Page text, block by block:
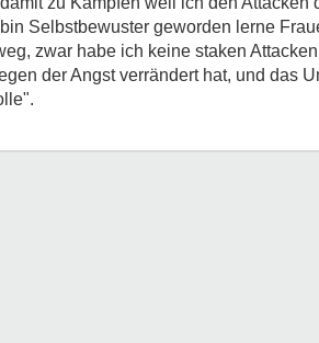
Selbstbewuster geworden lerne
zwar habe ich keine staken
der Angst verrändert hat, und das